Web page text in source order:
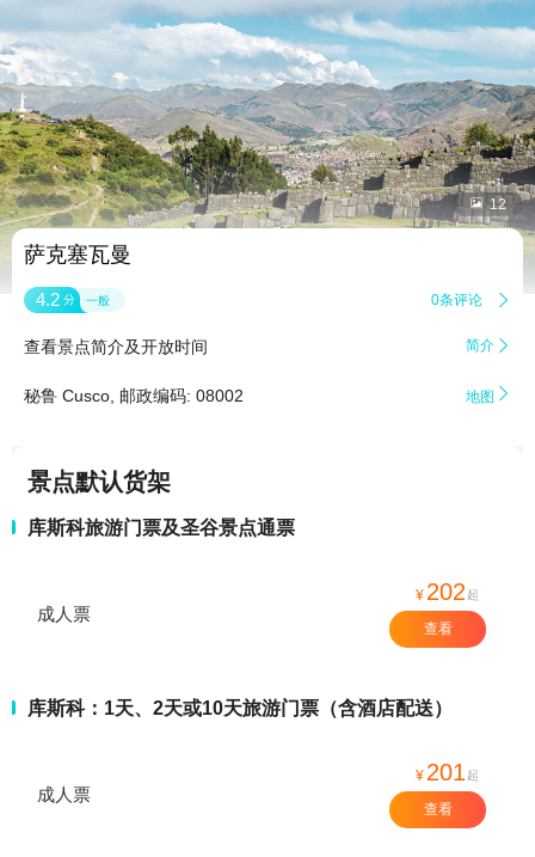
 12
萨克塞瓦曼
4.2 分 一般 0条评论 
查看景点简介及开放时间 简介 
秘鲁 Cusco, 邮政编码: 08002 地图 
景点默认货架
库斯科旅游门票及圣谷景点通票
成人票
¥ 202 起
查看
库斯科：1天、2天或10天旅游门票（含酒店配送）
成人票
¥ 201 起
查看
